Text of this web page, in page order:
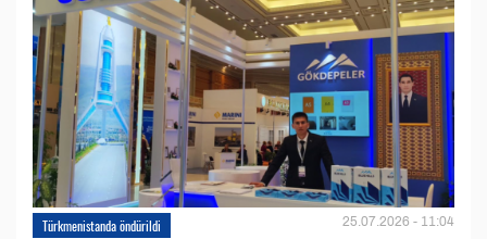
Türkmenistanda öndürildi 25.07.2026 - 11:04